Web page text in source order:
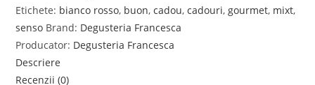
Etichete: bianco rosso, buon,cadou,cadouri,gourmet, mixt,
senso Brand: Degusteria Francesca
Producator: Degusteria Francesca
Descriere
Recenzii (0)